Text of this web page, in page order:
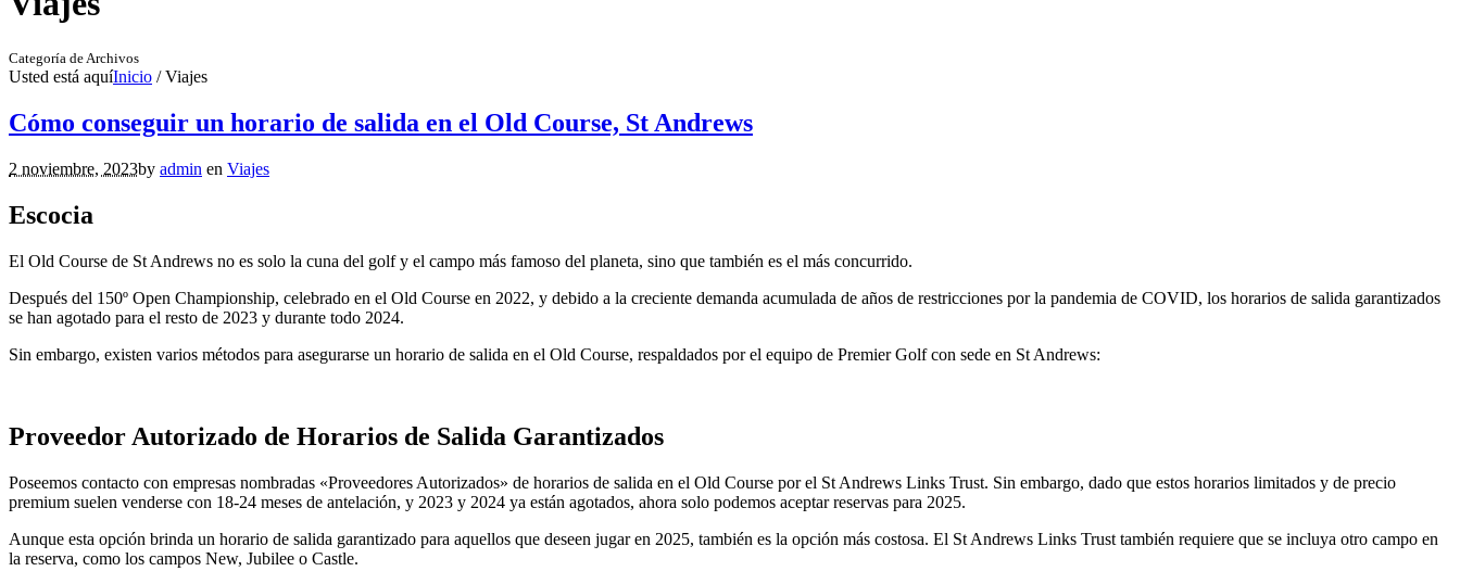
Categoría de Archivos
Usted está aquíInicio /Viajes
Cómo conseguir un horario de salida en el Old Course, St Andrews
2 noviembre, 2023by admin en Viajes
Escocia
El Old Course de St Andrews no es solo la cuna del golf y el campo más famoso del planeta, sino que también es el más concurrido.
Después del 150º Open Championship, celebrado en el Old Course en 2022, y debido a la creciente demanda acumulada de años de restricciones por la pandemia de COVID, los horarios de salida garantizados
se han agotado para el resto de 2023 y durante todo 2024.
Sin embargo, existen varios métodos para asegurarse un horario de salida en el Old Course, respaldados por el equipo de Premier Golf con sede en St Andrews:
Proveedor Autorizado de Horarios de Salida Garantizados
Poseemos contacto con empresas nombradas «Proveedores Autorizados» de horarios de salida en el Old Course por el St Andrews Links Trust. Sin embargo, dado que estos horarios limitados y de precio
premium suelen venderse con 18-24 meses de antelación, y 2023 y 2024 ya están agotados, ahora solo podemos aceptar reservas para 2025.
Aunque esta opción brinda un horario de salida garantizado para aquellos que deseen jugar en 2025, también es la opción más costosa. El St Andrews Links Trust también requiere que se incluya otro campo en
la reserva, como los campos New, Jubilee o Castle.